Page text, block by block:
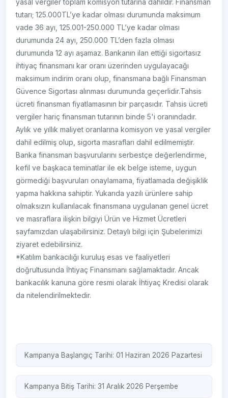
yasal vergiler toplam komisyon tutarına dahildir. Finansman
tutarı; 125.000TL’ye kadar olması durumunda maksimum
vade 36 ayı, 125.001-250.000 TL’ye kadar olması
durumunda 24 ayı, 250.000 TL’den fazla olması
durumunda 12 ayı aşamaz. Bankanın ilan ettiği sigortasız
ihtiyaç finansmanı kar oranı üzerinden uygulayacağı
maksimum indirim oranı olup, finansmana bağlı Finansman
Güvence Sigortası alınması durumunda geçerlidir.Tahsis
ücreti finansman fiyatlamasının bir parçasıdır. Tahsis ücreti
vergiler hariç finansman tutarının binde 5'i oranındadır.
Aylık ve yıllık maliyet oranlarına komisyon ve yasal vergiler
dahil edilmiş olup, sigorta masrafları dahil edilmemiştir.
Banka finansman başvurularını serbestçe değerlendirme,
kefil ve başkaca teminatlar ile ek belge isteme, uygun
görmediği başvuruları onaylamama, fiyatlamada değişiklik
yapma hakkına sahiptir. Yukarıda yazılı ürünlere sahip
olmaksızın kullanılacak finansmana uygulanan genel ücret
ve masraflara ilişkin bilgiyi Ürün ve Hizmet Ücretleri
sayfamızdan ulaşabilirsiniz. Detaylı bilgi için Şubelerimizi
ziyaret edebilirsiniz.
*Katılım bankacılığı kuruluş esas ve faaliyetleri
doğrultusunda İhtiyaç Finansmanı sağlamaktadır. Ancak
bankacılık kanuna göre resmi olarak İhtiyaç Kredisi olarak
da nitelendirilmektedir.
Kampanya Başlangıç Tarihi: 01 Haziran 2026 Pazartesi
Kampanya Bitiş Tarihi: 31 Aralık 2026 Perşembe